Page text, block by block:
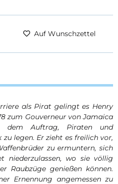
Auf Wunschzettel
als Pirat gelingt es Henry
zum Gouverneur von Jamaica
dem Auftrag, Piraten und
legen. Er zieht es freilich vor,
zu ermuntern, sich
niederzulassen, wo sie völlig
Raubzüge genießen können.
Ernennung angemessen zu